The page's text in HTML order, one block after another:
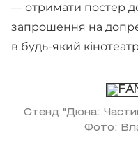
— отримати постер
запрошення на
в будь-який
Стенд "Дюна:
Фото: